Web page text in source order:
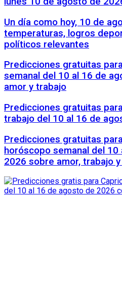
Un día como hoy, 10 de
temperaturas, logros
políticos relevantes
Predicciones gratuitas
semanal del 10 al 16 de
amor y trabajo
Predicciones gratuitas
trabajo del 10 al 16 de
Predicciones gratuitas
horóscopo semanal del
2026 sobre amor, trabajo y